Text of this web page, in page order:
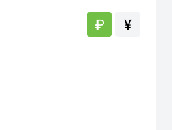
₽ ¥